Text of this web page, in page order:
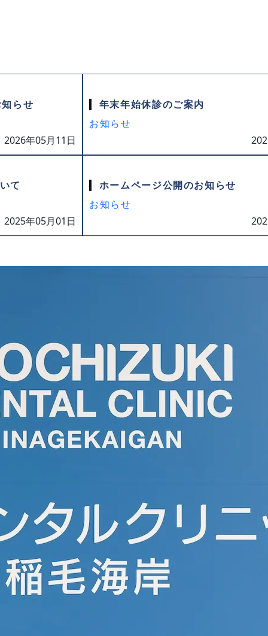
らせ
2026年05月11日
年末年始休診のご案内
お知らせ
て
2025年05月01日
ホームページ公開のお知らせ
お知らせ